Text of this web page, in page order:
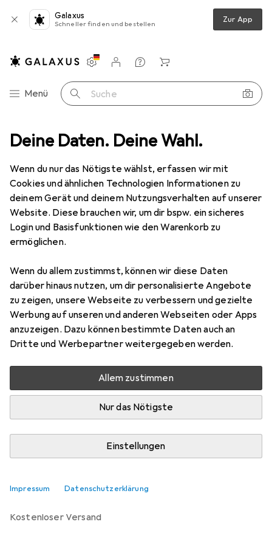
Deine Daten. Deine Wahl.
Wenn du nur das Nötigste wählst, erfassen wir mit
Cookies und ähnlichen Technologien Informationen zu
deinem Gerät und deinem Nutzungsverhalten auf unserer
Website. Diese brauchen wir, um dir bspw. ein sicheres
Login und Basisfunktionen wie den Warenkorb zu
ermöglichen.
Wenn du allem zustimmst, können wir diese Daten
darüber hinaus nutzen, um dir personalisierte Angebote
zu zeigen, unsere Webseite zu verbessern und gezielte
Werbung auf unseren und anderen Webseiten oder Apps
anzuzeigen. Dazu können bestimmte Daten auch an
Dritte und Werbepartner weitergegeben werden.
Allem zustimmen
Nur das Nötigste
Einstellungen
Impressum Datenschutzerklärung
Galaxus
Schneller finden und bestellen Zur App
Navigation nach Kategorien
Menü Suche
Einstellungen
Kundenkonto
Vergleichslisten
Merklisten
Warenkorb
Monitor Halterung Ergotron Neo-Flex Mobile MediaCenter
15 Bilder
Ergotron Neo-Flex Mobile
MediaCenter
Boden, Tisch, 65"
Preis in EUR inkl. MwSt.
EUR
886,95
16
Bewertungen Marke
Mehr von Ergotron
Nur 2 Stück an Lager beim Lieferanten
Lieferort angeben für genaue Lieferzeit
In den Warenkorb
Vergleichen
kostenloser Versand